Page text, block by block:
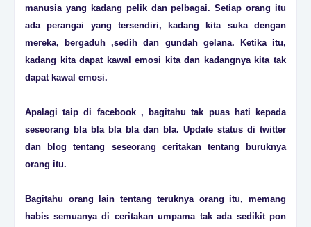
manusia yang kadang pelik dan pelbagai. Setiap orang itu
ada perangai yang tersendiri, kadang kita suka dengan
mereka, bergaduh ,sedih dan gundah gelana. Ketika itu,
kadang kita dapat kawal emosi kita dan kadangnya kita tak
dapat kawal emosi.
Apalagi taip di facebook , bagitahu tak puas hati kepada
seseorang bla bla bla bla dan bla. Update status di twitter
dan blog tentang seseorang ceritakan tentang buruknya
orang itu.
Bagitahu orang lain tentang teruknya orang itu, memang
habis semuanya di ceritakan umpama tak ada sedikit pon